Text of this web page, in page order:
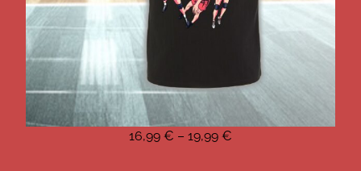
16,99 € – 19,99 €